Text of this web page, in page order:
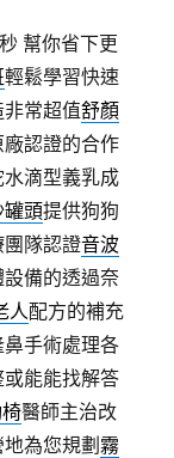
幫你省下更
輕鬆學習快速
常超值舒顏
認證的合作
滴型義乳成
罐頭提供狗狗
隊認證音波
備的透過奈
人配方的補充
手術處理各
能能找解答
醫師主治改
為您規劃霧